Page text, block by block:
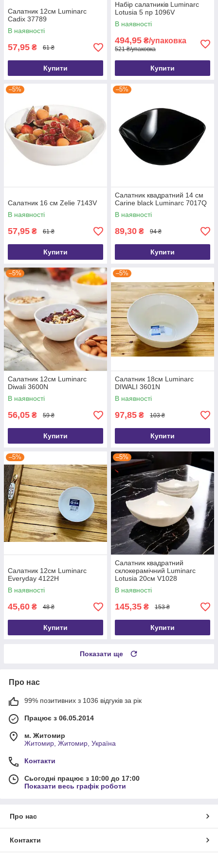
Салатник 12см Luminarc
Cadix 37789
В наявності
57,95 ₴ 61 ₴
Купити
Набір салатників Luminarc
Lotusia 5 пр 1096V
В наявності
494,95 ₴/упаковка
521 ₴/упаковка
Купити
–5%
Салатник 16 см Zelie 7143V
В наявності
57,95 ₴ 61 ₴
Купити
–5%
Салатник квадратний 14 см
Carine black Luminarc 7017Q
В наявності
89,30 ₴ 94 ₴
Купити
–5%
Салатник 12см Luminarc
Diwali 3600N
В наявності
56,05 ₴ 59 ₴
Купити
–5%
Салатник 18см Luminarc
DIWALI 3601N
В наявності
97,85 ₴ 103 ₴
Купити
–5%
Салатник 12см Luminarc
Everyday 4122H
В наявності
45,60 ₴ 48 ₴
Купити
–5%
Салатник квадратний
склокерамічний Luminarc
Lotusia 20см V1028
В наявності
145,35 ₴ 153 ₴
Купити
Показати ще
Про нас
99% позитивних з 1036 відгуків за рік
Працює з 06.05.2014
м. Житомир
Житомир, Житомир, Україна
Контакти
Сьогодні працює з 10:00 до 17:00
Показати весь графік роботи
Про нас
Контакти